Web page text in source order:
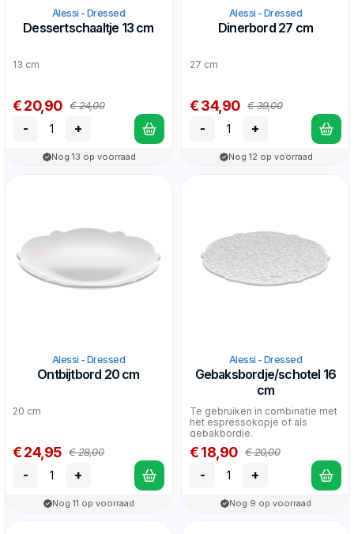
Alessi - Dressed
Dessertschaaltje 13 cm
13 cm
€ 20,90 € 24,00
- +
Nog 13 op voorraad
Alessi - Dressed
Dinerbord 27 cm
27 cm
€ 34,90 € 39,00
- +
Nog 12 op voorraad
Alessi - Dressed
Ontbijtbord 20 cm
20 cm
€ 24,95 € 28,00
- +
Nog 11 op voorraad
Alessi - Dressed
Gebaksbordje/schotel 16
cm
Te gebruiken in combinatie met
het espressokopje of als
gebakbordje.
€ 18,90 € 20,00
- +
Nog 9 op voorraad